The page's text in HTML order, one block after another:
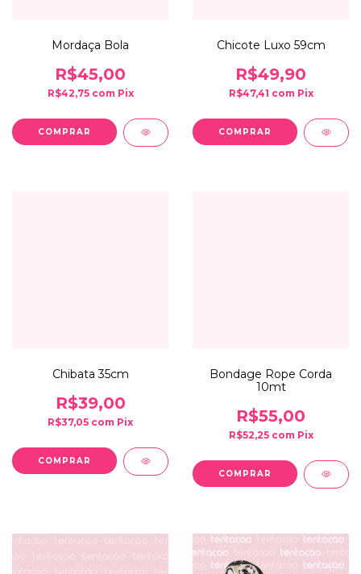
Mordaça Bola
R$45,00
R$42,75 com Pix
Chicote Luxo 59cm
R$49,90
R$47,41 com Pix
Chibata 35cm
R$39,00
R$37,05 com Pix
Bondage Rope Corda
10mt
R$55,00
R$52,25 com Pix